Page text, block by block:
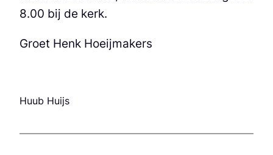
8.00 bij de kerk.
Groet Henk Hoeijmakers
Huub Huijs